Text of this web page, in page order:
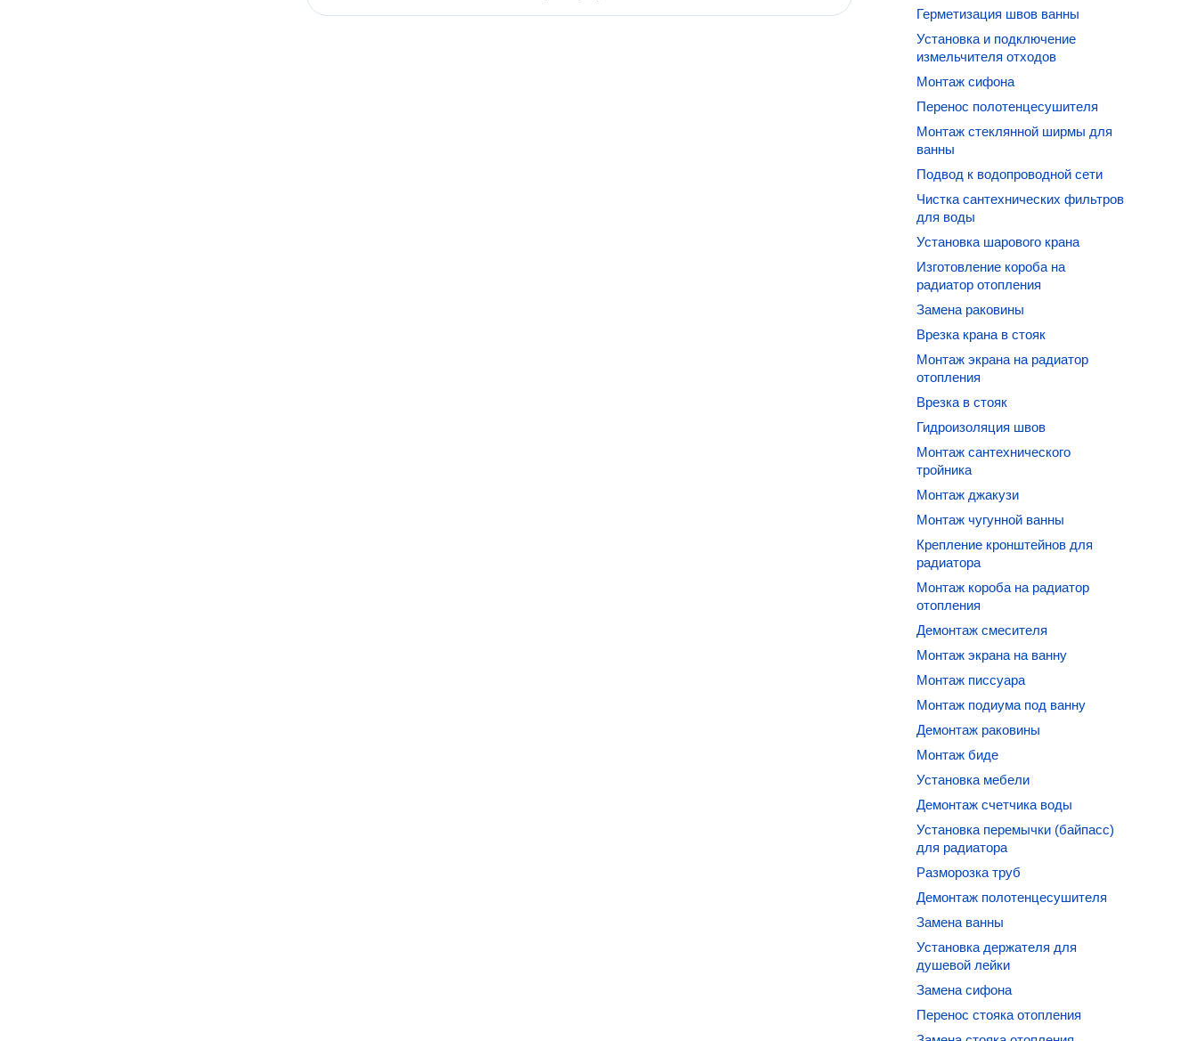
Герметизация швов ванны
Установка и подключение
измельчителя отходов
Монтаж сифона
Перенос полотенцесушителя
Монтаж стеклянной ширмы для
ванны
Подвод к водопроводной сети
Чистка сантехнических фильтров
для воды
Установка шарового крана
Изготовление короба на
радиатор отопления
Замена раковины
Врезка крана в стояк
Монтаж экрана на радиатор
отопления
Врезка в стояк
Гидроизоляция швов
Монтаж сантехнического
тройника
Монтаж джакузи
Монтаж чугунной ванны
Крепление кронштейнов для
радиатора
Монтаж короба на радиатор
отопления
Демонтаж смесителя
Монтаж экрана на ванну
Монтаж писсуара
Монтаж подиума под ванну
Демонтаж раковины
Монтаж биде
Установка мебели
Демонтаж счетчика воды
Установка перемычки (байпасс)
для радиатора
Разморозка труб
Демонтаж полотенцесушителя
Замена ванны
Установка держателя для
душевой лейки
Замена сифона
Перенос стояка отопления